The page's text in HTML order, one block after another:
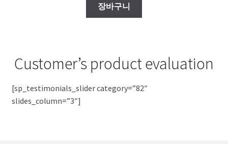
장바구니
Customer’s product evaluation
[sp_testimonials_slider category=”82″
slides_column=”3″]